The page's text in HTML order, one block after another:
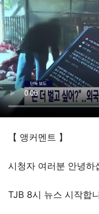
【 앵커멘트 】
시청자 여러분 안녕하
TJB 8시 뉴스 시작합